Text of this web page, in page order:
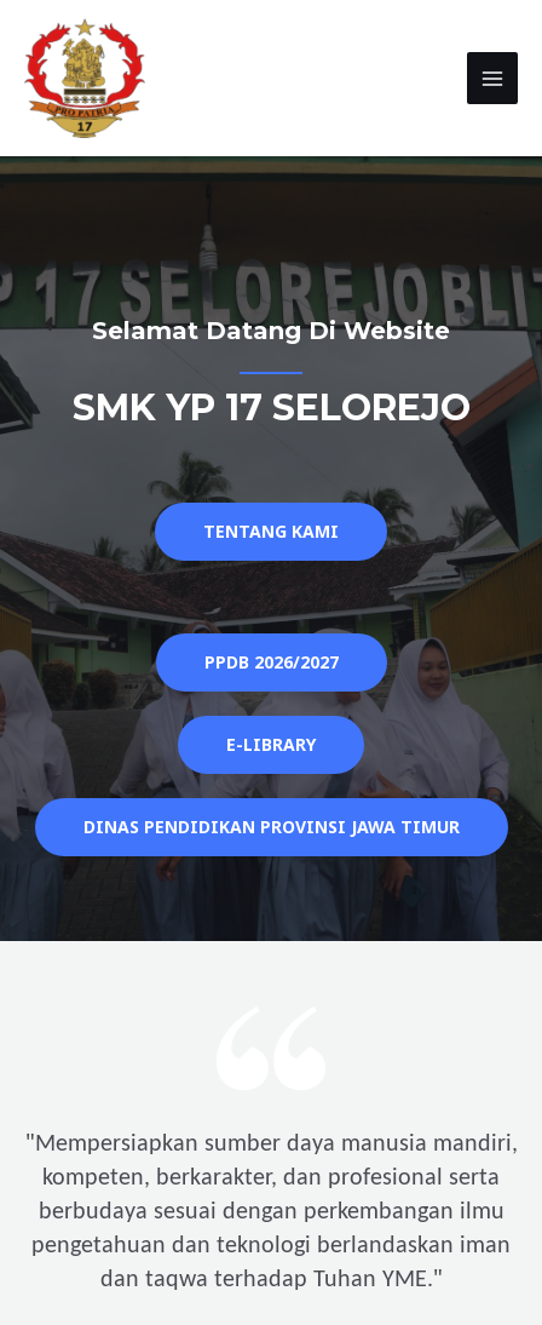
Selamat Datang Di Website
SMK YP 17 SELOREJO
TENTANG KAMI
PPDB 2026/2027
E-LIBRARY
DINAS PENDIDIKAN PROVINSI JAWA TIMUR
"Mempersiapkan sumber daya manusia mandiri,
kompeten, berkarakter, dan profesional serta
berbudaya sesuai dengan perkembangan ilmu
pengetahuan dan teknologi berlandaskan iman
dan taqwa terhadap Tuhan YME."